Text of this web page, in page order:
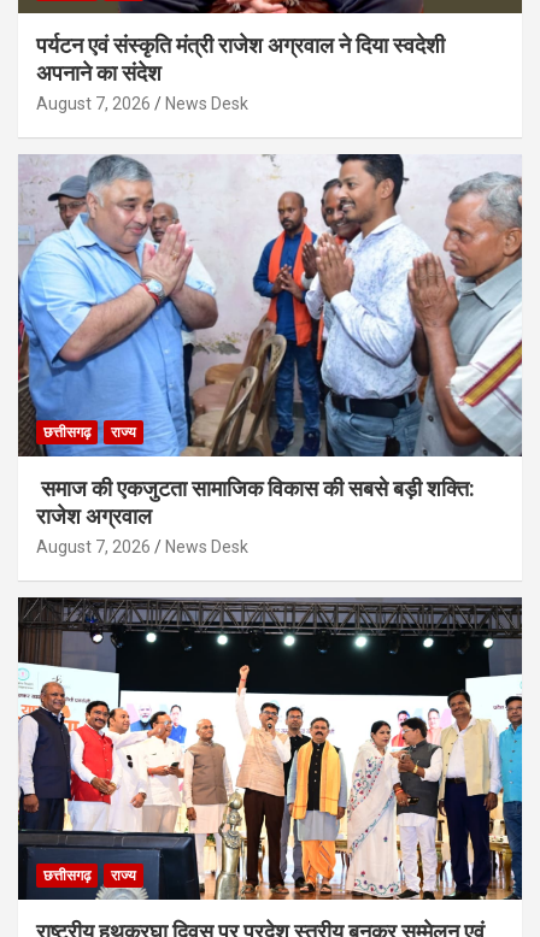
पर्यटन एवं संस्कृति मंत्री राजेश अग्रवाल ने दिया स्वदेशी
अपनाने का संदेश
August 7, 2026 News Desk
छत्तीसगढ़ राज्य
समाज की एकजुटता सामाजिक विकास की सबसे बड़ी शक्ति:
राजेश अग्रवाल
August 7, 2026 News Desk
छत्तीसगढ़ राज्य
राष्ट्रीय हथकरघा दिवस पर प्रदेश स्तरीय बुनकर सम्मेलन एवं